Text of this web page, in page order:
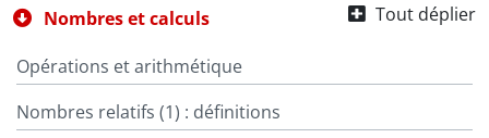
Tout déplier
Nombres et calculs
Opérations et arithmétique
Nombres relatifs (1) : définitions